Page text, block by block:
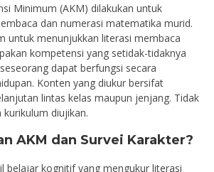
Minimum (AKM) dilakukan untuk
dan numerasi matematika murid.
untuk menunjukkan literasi membaca
kompetensi yang setidak-tidaknya
dapat berfungsi secara
Konten yang diukur bersifat
lintas kelas maupun jenjang. Tidak
diujikan.
AKM dan Survei Karakter?
belajar kognitif yang mengukur literasi